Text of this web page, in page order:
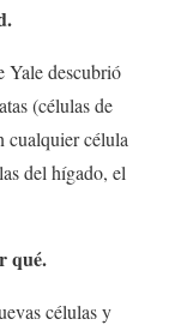
Yale descubrió
(células de
cualquier célula
del hígado, el
qué.
células y